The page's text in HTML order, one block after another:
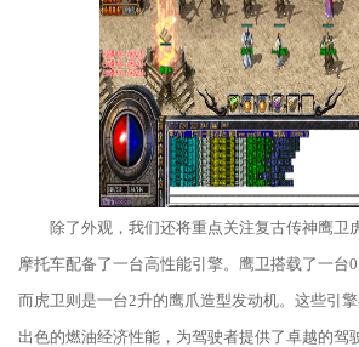
除了外观，我们还将重点关注复古传神鹰卫
摩托车配备了一台高性能引擎。鹰卫搭载了一台
而虎卫则是一台2升的鹰爪造型发动机。这些引
出色的燃油经济性能，为驾驶者提供了卓越的驾